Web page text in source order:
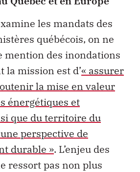
les mandats des
québécois, on ne
mention des inondations
la mission est d’« assurer
la mise en valeur
énergétiques et
que du territoire du
perspective de
durable ». L’enjeu des
ressort pas non plus